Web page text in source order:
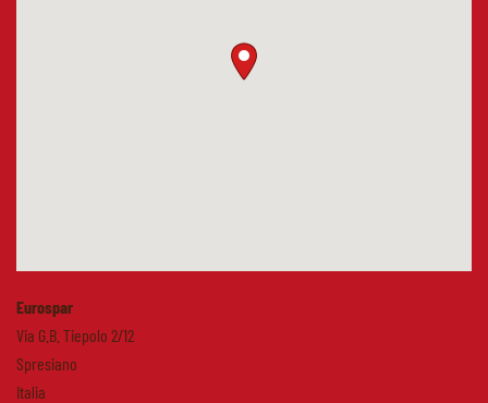
Eurospar
Via G.B. Tiepolo 2/12
Spresiano
Italia